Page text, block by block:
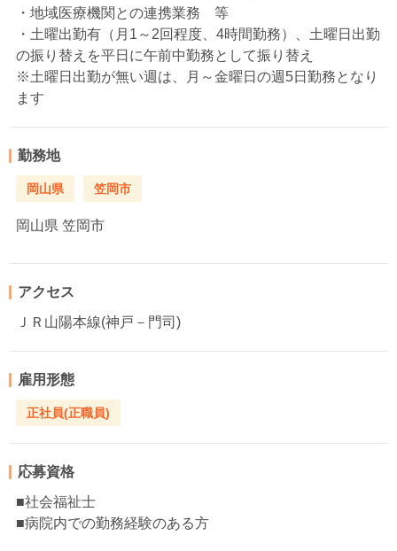
・地域医療機関との連携業務 等
・土曜出勤有（月1～2回程度、4時間勤務）、土曜日出勤
の振り替えを平日に午前中勤務として振り替え
※土曜日出勤が無い週は、月～金曜日の週5日勤務となり
ます
勤務地
岡山県 笠岡市
岡山県 笠岡市
アクセス
ＪＲ山陽本線(神戸－門司)
雇用形態
正社員(正職員)
応募資格
■社会福祉士
■病院内での勤務経験のある方